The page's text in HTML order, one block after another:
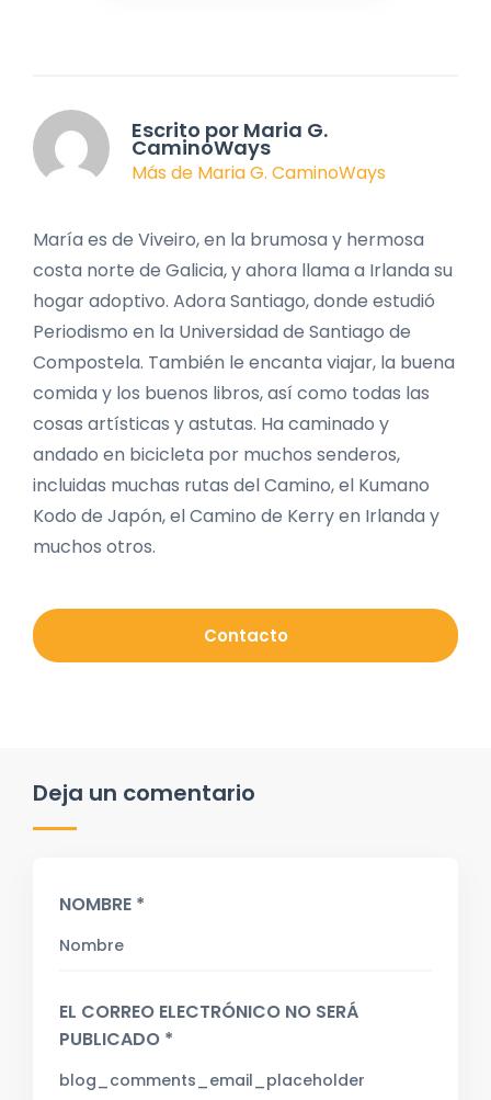
Escrito por Maria G.
CaminoWays
Más de Maria G. CaminoWays
María es de Viveiro, en la brumosa y hermosa
costa norte de Galicia, y ahora llama a Irlanda su
hogar adoptivo. Adora Santiago, donde estudió
Periodismo en la Universidad de Santiago de
Compostela. También le encanta viajar, la buena
comida y los buenos libros, así como todas las
cosas artísticas y astutas. Ha caminado y
andado en bicicleta por muchos senderos,
incluidas muchas rutas del Camino, el Kumano
Kodo de Japón, el Camino de Kerry en Irlanda y
muchos otros.
Contacto
Deja un comentario
NOMBRE *
EL CORREO ELECTRÓNICO NO SERÁ
PUBLICADO *